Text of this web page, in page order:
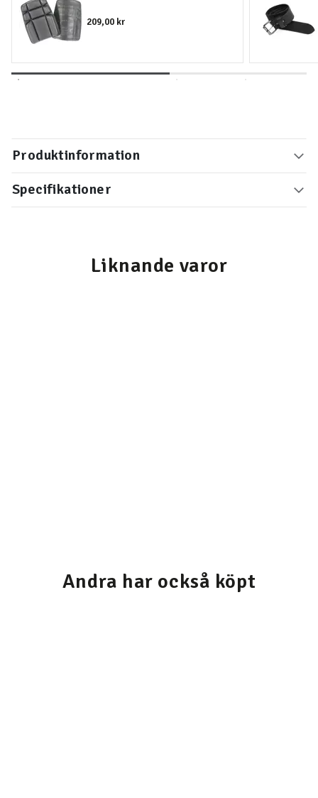
209,00 kr
Produktinformation
Specifikationer
Liknande varor
Andra har också köpt